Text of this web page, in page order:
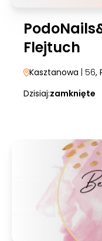
Flejtuch
Kasztanowa | 56,
Dzisiaj:zamknięte